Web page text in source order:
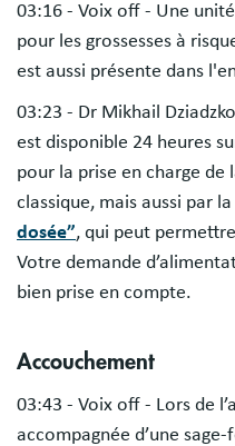
03:16 - Voix off - Une
pour les grossesses à
est aussi présente dans
03:23 - Dr Mikhail
est disponible 24 heures
pour la prise en charge
classique, mais aussi par la
dosée”, qui peut
Votre demande
bien prise en compte.
Accouchement
03:43 - Voix off - Lors de
accompagnée d’une